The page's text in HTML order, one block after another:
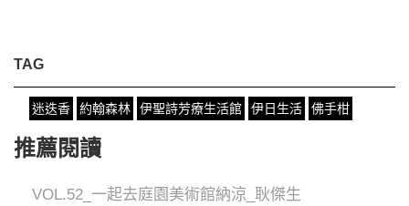
TAG
迷迭香 約翰森林 伊聖詩芳療生活館 伊日生活 佛手柑
推薦閱讀
VOL.52_一起去庭園美術館納涼_耿傑生